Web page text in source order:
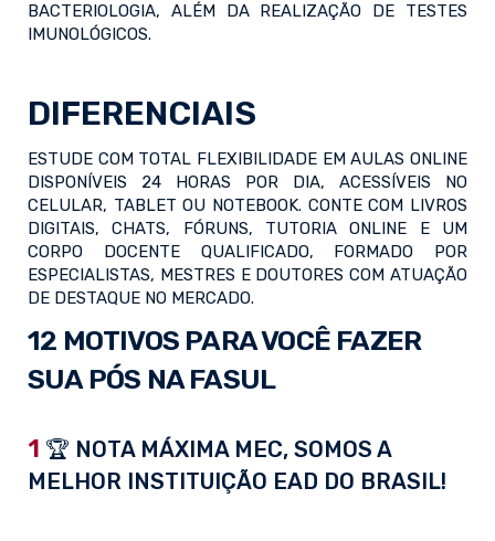
BACTERIOLOGIA, ALÉM DA REALIZAÇÃO DE TESTES
IMUNOLÓGICOS.
DIFERENCIAIS
ESTUDE COM TOTAL FLEXIBILIDADE EM AULAS ONLINE
DISPONÍVEIS 24 HORAS POR DIA, ACESSÍVEIS NO
CELULAR, TABLET OU NOTEBOOK. CONTE COM LIVROS
DIGITAIS, CHATS, FÓRUNS, TUTORIA ONLINE E UM
CORPO DOCENTE QUALIFICADO, FORMADO POR
ESPECIALISTAS, MESTRES E DOUTORES COM ATUAÇÃO
DE DESTAQUE NO MERCADO.
12 MOTIVOS PARA VOCÊ FAZER
SUA PÓS NA FASUL
1 🏆 NOTA MÁXIMA MEC, SOMOS A
MELHOR INSTITUIÇÃO EAD DO BRASIL!